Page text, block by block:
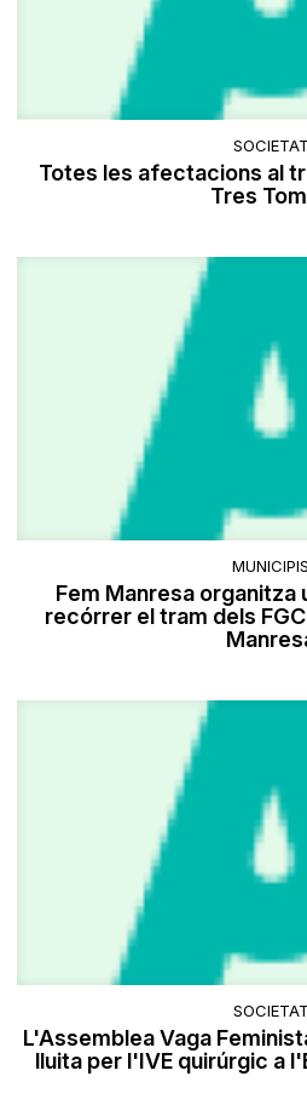
SOCIETAT
Totes les afectacions al
Tres
MUNICIPIS
Fem Manresa organitza
recórrer el tram dels
SOCIETAT
L'Assemblea Vaga
lluita per l'IVE quirúrgic a